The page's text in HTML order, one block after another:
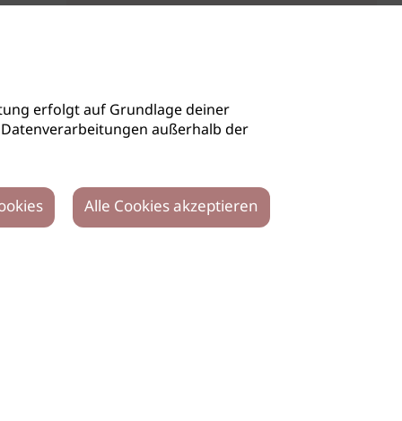
erfolgt auf Grundlage deiner
Datenverarbeitungen außerhalb der
Alle Cookies akzeptieren